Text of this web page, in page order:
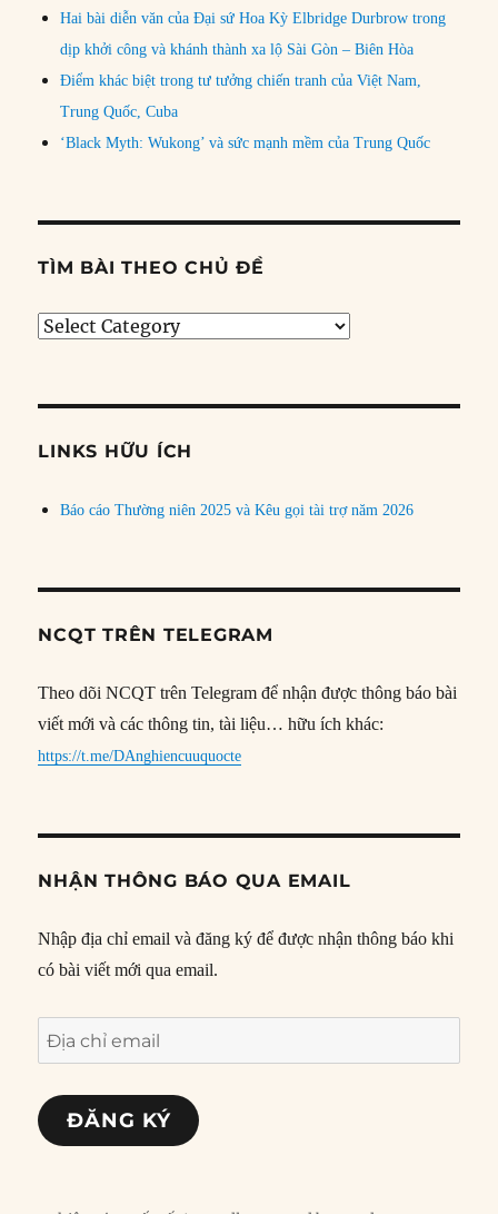
Hai bài diễn văn của Đại sứ Hoa Kỳ Elbridge Durbrow trong
dịp khởi công và khánh thành xa lộ Sài Gòn – Biên Hòa
Điểm khác biệt trong tư tưởng chiến tranh của Việt Nam,
Trung Quốc, Cuba
‘Black Myth: Wukong’ và sức mạnh mềm của Trung Quốc
TÌM BÀI THEO CHỦ ĐỀ
Tìm
đề
LINKS HỮU ÍCH
Báo cáo Thường niên 2025 và Kêu gọi tài trợ năm 2026
NCQT TRÊN TELEGRAM
Theo dõi NCQT trên Telegram để nhận được thông báo bài
viết mới và các thông tin, tài liệu… hữu ích khác:
https://t.me/DAnghiencuuquocte
NHẬN THÔNG BÁO QUA EMAIL
Nhập địa chỉ email và đăng ký để được nhận thông báo khi
có bài viết mới qua email.
Địa
chỉ
email
ĐĂNG KÝ